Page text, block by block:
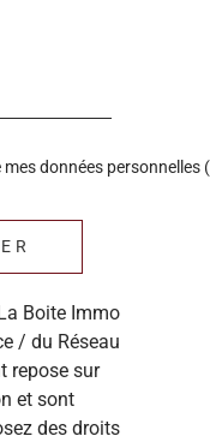
données personnelles
Boite Immo
/ du Réseau
repose sur
et sont
des droits